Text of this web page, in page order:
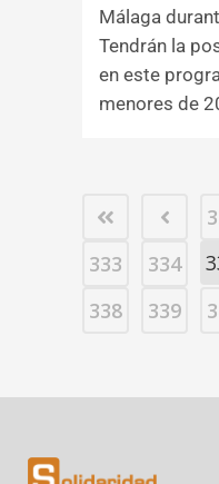
Málaga
Tendrán la
en este
menores de
333
334
338
339